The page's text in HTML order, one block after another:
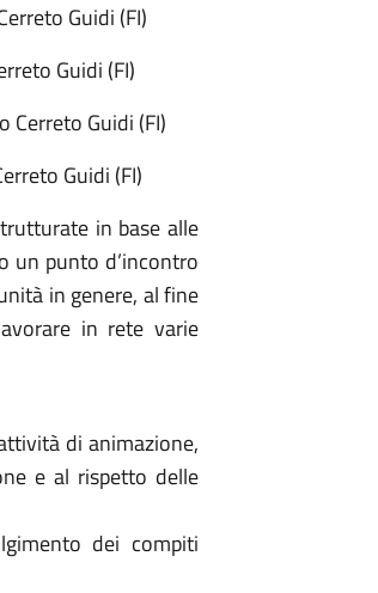
Guidi (FI)
Guidi (FI)
Cerreto Guidi (FI)
Guidi (FI)
in base alle
un punto d’incontro
in genere, al fine
in rete varie
di animazione,
e al rispetto delle
dei compiti